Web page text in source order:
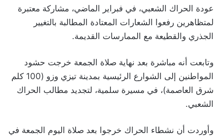
عودة الحراك الشعبي، في فبراير الماضي، مشاركة معتبرة
لمتظاهرين رفعوا الشعارات المعتادة المطالبة بالتغيير
الجذري والقطيعة مع الممارسات القديمة.
وتابعت أنه مباشرة بعد نهاية صلاة الجمعة خرجت حشود
المواطنين إلى الشوارع الرئيسية بمدينة تيزي وزو (100 كلم
شرق العاصمة)، في مسيرة سلمية، لتجديد مطالب الحراك
الشعبي.
وأوردت أن نشطاء الحراك خرجوا بعد صلاة اليوم الجمعة في